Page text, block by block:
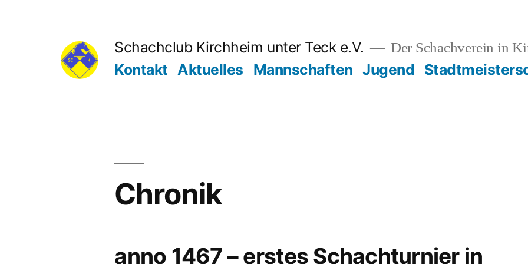
Schachclub Kirchheim unter Teck e.V. Der Schachverein in
Kontakt Aktuelles Mannschaften Jugend
Chronik
anno 1467 – erstes Schachturnier in